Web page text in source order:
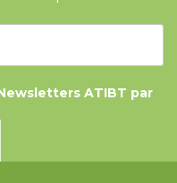
ATIBT par